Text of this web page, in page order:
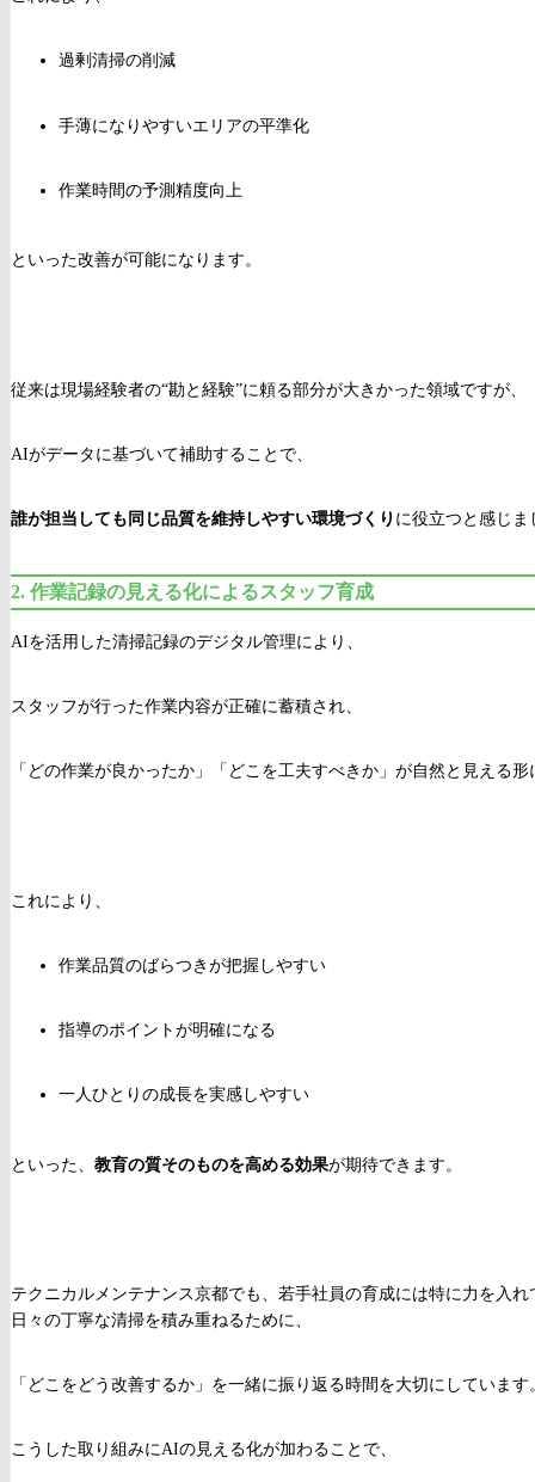
過剰清掃の削減
手薄になりやすいエリアの平準化
作業時間の予測精度向上
といった改善が可能になります。
従来は現場経験者の“勘と経験”に頼る部分が大きかった領域ですが、
AIがデータに基づいて補助することで、
誰が担当しても同じ品質を維持しやすい環境づくり に役立つと感じま
2. 作業記録の見える化によるスタッフ育成
AIを活用した清掃記録のデジタル管理により、
スタッフが行った作業内容が正確に蓄積され、
「どの作業が良かったか」「どこを工夫すべきか」が自然と見える
これにより、
作業品質のばらつきが把握しやすい
指導のポイントが明確になる
一人ひとりの成長を実感しやすい
といった、 教育の質そのものを高める効果が期待できます。
テクニカルメンテナンス京都でも、若手社員の育成には特に力を入れ
日々の丁寧な清掃を積み重ねるために、
「どこをどう改善するか」を一緒に振り返る時間を大切にしています
こうした取り組みにAIの見える化が加わることで、